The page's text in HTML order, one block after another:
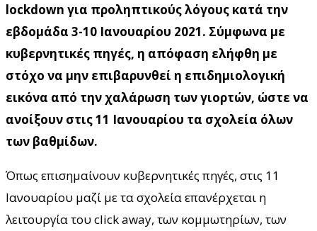
lockdown για προληπτικούς λόγους κατά την
εβδομάδα 3-10 Ιανουαρίου 2021. Σύμφωνα με
κυβερνητικές πηγές, η απόφαση ελήφθη με
στόχο να μην επιβαρυνθεί η επιδημιολογική
εικόνα από την χαλάρωση των γιορτών, ώστε να
ανοίξουν στις 11 Ιανουαρίου τα σχολεία όλων
των βαθμίδων.
Όπως επισημαίνουν κυβερνητικές πηγές, στις 11
Ιανουαρίου μαζί με τα σχολεία επανέρχεται η
λειτουργία του click away, των κομμωτηρίων, των